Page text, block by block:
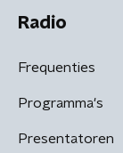
Radio
Frequenties
Programma's
Presentatoren